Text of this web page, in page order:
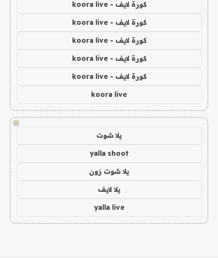
كورة لايف - koora live
كورة لايف - koora live
كورة لايف - koora live
كورة لايف - koora live
كورة لايف - koora live
koora live
!
يلا شوت
yalla shoot
يلا شوت زون
يلا لايف
yalla live